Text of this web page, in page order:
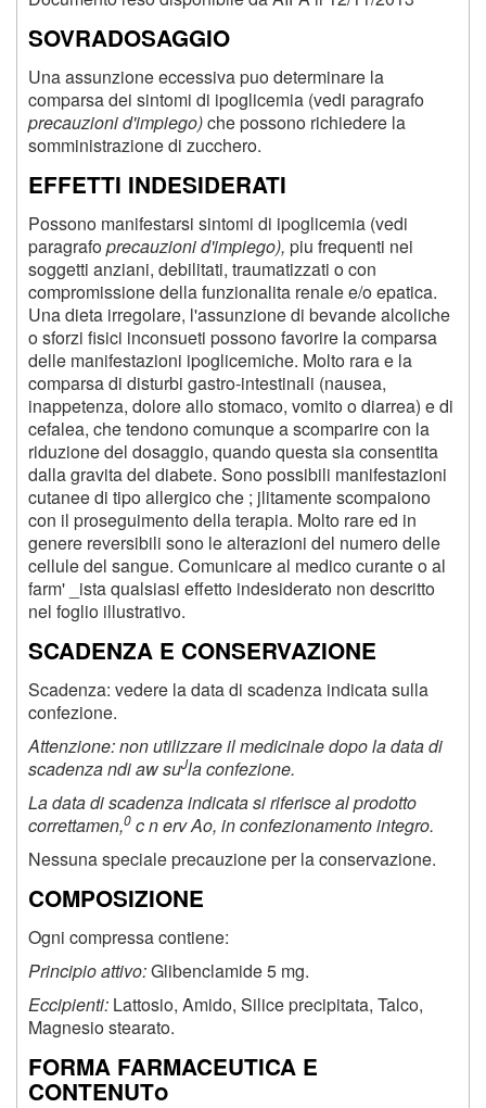
SOVRADOSAGGIO
Una assunzione eccessiva puo determinare la
comparsa dei sintomi di ipoglicemia (vedi paragrafo
precauzioni d'impiego)che possono richiedere la
somministrazione di zucchero.
EFFETTI INDESIDERATI
Possono manifestarsi sintomi di ipoglicemia (vedi
paragrafoprecauzioni d'impiego), piu frequenti nei
soggetti anziani, debilitati, traumatizzati o con
compromissione della funzionalita renale e/o epatica.
Una dieta irregolare, l'assunzione di bevande alcoliche
o sforzi fisici inconsueti possono favorire la comparsa
delle manifestazioni ipoglicemiche. Molto rara e la
comparsa di disturbi gastro-intestinali (nausea,
inappetenza, dolore allo stomaco, vomito o diarrea) e di
cefalea, che tendono comunque a scomparire con la
riduzione del dosaggio, quando questa sia consentita
dalla gravita del diabete. Sono possibili manifestazioni
cutanee di tipo allergico che ; jlitamente scompaiono
con il proseguimento della terapia. Molto rare ed in
genere reversibili sono le alterazioni del numero delle
cellule del sangue. Comunicare al medico curante o al
farm' _ista qualsiasi effetto indesiderato non descritto
nel foglio illustrativo.
SCADENZA E CONSERVAZIONE
Scadenza: vedere la data di scadenza indicata sulla
confezione.
Attenzione: non utilizzare il medicinale dopo la data di
scadenza ndi aw suJla confezione.
La data di scadenza indicata si riferisce al prodotto
correttamen,0 c n erv Ao, in confezionamento integro.
Nessuna speciale precauzione per la conservazione.
COMPOSIZIONE
Ogni compressa contiene:
Principio attivo:Glibenclamide 5 mg.
Eccipienti: Lattosio, Amido, Silice precipitata, Talco,
Magnesio stearato.
FORMA FARMACEUTICA E
CONTENUTo